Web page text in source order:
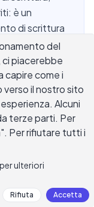
è un
di scrittura
incorporati,
e nessun
per la
di lavorare
che
Questo
disponibili
e ti aiuta
tue
si tratti di
del
ci piacerebbe
capire come i
verso il nostro sito
Alcuni
terze parti. Per
Per rifiutare tutti i
per ulteriori
Rifiuta Accetta